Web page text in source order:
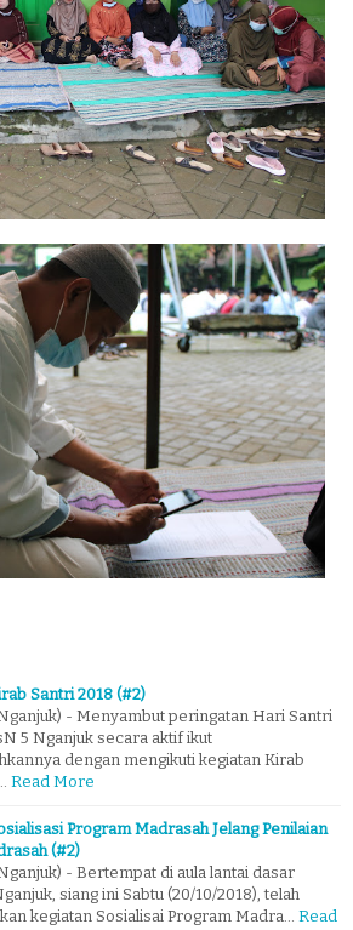
Santri 2018 (#2)
- Menyambut peringatan Hari Santri
5 Nganjuk secara aktif ikut
dengan mengikuti kegiatan Kirab
Read More
Program Madrasah Jelang Penilaian
(#2)
- Bertempat di aula lantai dasar
siang ini Sabtu (20/10/2018), telah
kegiatan Sosialisai Program Madra… Read